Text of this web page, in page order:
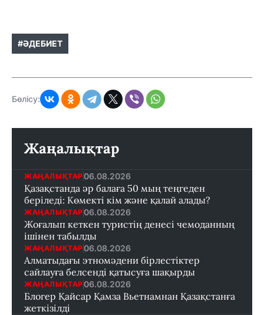
#ӘДЕБИЕТ
Бөлісу:
Жаңалықтар
ЖАҢАЛЫҚТАР 06.08.2026
Қазақстанда әр балаға 50 мың теңгеден
беріледі: Көмекті кім және қалай алады?
ЖАҢАЛЫҚТАР 06.08.2026
Жоғалып кеткен туристің денесі чемоданның
ішінен табылды
ЖАҢАЛЫҚТАР 06.08.2026
Алматыдағы этномәдени бірлестіктер
сайлауға белсенді қатысуға шақырды
ЖАҢАЛЫҚТАР 06.08.2026
Блогер Қайсар Қамза Вьетнамнан Қазақстанға
жеткізілді